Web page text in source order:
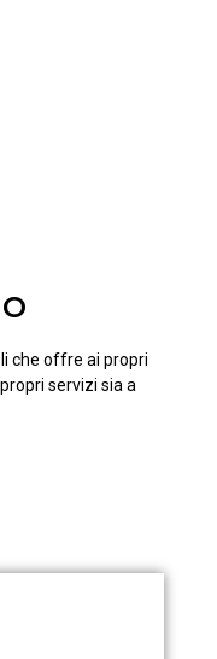
che offre ai propri
servizi sia a